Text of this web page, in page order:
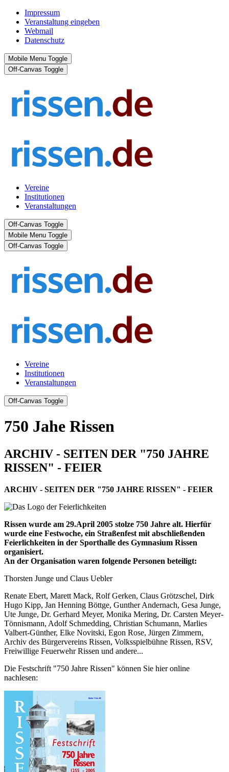
Impressum
Veranstaltung eingeben
Webmail
Datenschutz
Mobile Menu Toggle
Off-Canvas Toggle
Vereine
Institutionen
Veranstaltungen
Off-Canvas Toggle
Mobile Menu Toggle
Off-Canvas Toggle
Vereine
Institutionen
Veranstaltungen
Off-Canvas Toggle
750 Jahe Rissen
ARCHIV - SEITEN DER "750 JAHRE
RISSEN" - FEIER
ARCHIV - SEITEN DER "750 JAHRE RISSEN" - FEIER
Rissen wurde am 29.April 2005 stolze 750 Jahre alt. Hierfür
wurde eine Festwoche, ein Straßenfest mit abschließenden
Feierlichkeiten in der Sporthalle des Gymnasium Rissen
organisiert.
An der Organisation waren folgende Personen beteiligt:
Thorsten Junge und Claus Uebler
Renate Ebert, Marett Mack, Rolf Gerken, Claus Grötzschel, Dirk
Hugo Kipp, Jan Henning Böttge, Gunther Andernach, Gesa Junge,
Ute Junge, Dr. Gerhard Meyer, Monika Mering, Dr. Carsten Meyer-
Tönnismann, Adolf Schmedding, Christian Schumann, Marlies
Valbert-Günther, Elke Novitski, Egon Rose, Jürgen Zimmern,
Archiv des Bürgervereins Rissen, Volksspielbühne Rissen, RSV,
Freiwillige Feuerwehr Rissen und andere...
Die Festschrift "750 Jahre Rissen" können Sie hier online
nachlesen: